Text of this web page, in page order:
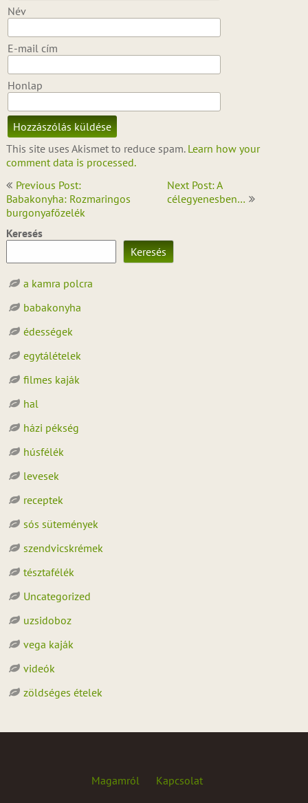
Név
E-mail cím
Honlap
This site uses Akismet to reduce spam. Learn how your
comment data is processed.
Bejegyzés
navigáció
Previous Post:
Babakonyha: Rozmaringos
burgonyafőzelék
Next Post: A
célegyenesben…
Keresés
Keresés
a kamra polcra
babakonyha
édességek
egytálételek
filmes kaják
hal
házi pékség
húsfélék
levesek
receptek
sós sütemények
szendvicskrémek
tésztafélék
Uncategorized
uzsidoboz
vega kaják
videók
zöldséges ételek
Magamról Kapcsolat